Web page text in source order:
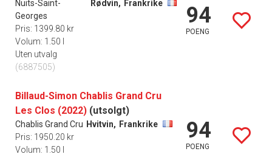
Nuits-Saint-
Georges
Rødvin, Frankrike
Pris: 1399.80 kr
Volum: 1.50 l
Uten utvalg
(6887505)
94
POENG
Billaud-Simon Chablis Grand Cru
Les Clos (2022) (utsolgt)
Chablis Grand Cru Hvitvin, Frankrike
Pris: 1950.20 kr
Volum: 1.50 l
94
POENG